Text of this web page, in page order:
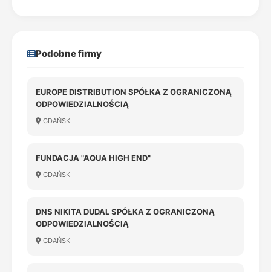
Podobne firmy
EUROPE DISTRIBUTION SPÓŁKA Z OGRANICZONĄ
ODPOWIEDZIALNOŚCIĄ
GDAŃSK
FUNDACJA "AQUA HIGH END"
GDAŃSK
DNS NIKITA DUDAL SPÓŁKA Z OGRANICZONĄ
ODPOWIEDZIALNOŚCIĄ
GDAŃSK